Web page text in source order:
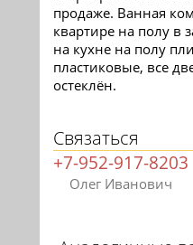
продаже. Ванная
квартире на полу в
на кухне на полу
пластиковые, все
остеклён.
Связаться
+7-952-917-8203
Олег Иванович